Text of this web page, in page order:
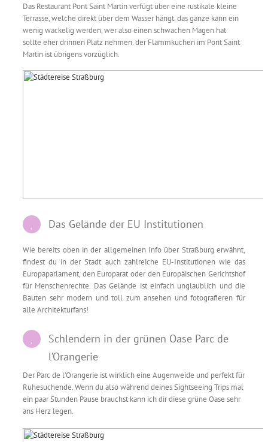
Das Restaurant Pont Saint Martin verfügt über eine rustikale kleine
Terrasse, welche direkt über dem Wasser hängt. das ganze kann ein
wenig wackelig werden, wer also einen schwachen Magen hat
sollte eher drinnen Platz nehmen. der Flammkuchen im Pont Saint
Martin ist übrigens vorzüglich.
Das Gelände der EU Institutionen
Wie bereits oben in der allgemeinen Info über Straßburg erwähnt,
findest du in der Stadt auch zahlreiche EU-Institutionen wie das
Europaparlament, den Europarat oder den Europäischen Gerichtshof
für Menschenrechte. Das Gelände ist einfach unglaublich und die
Bauten sehr modern und toll zum ansehen und fotografieren für
alle Architekturfans!
Schlendern in der grünen Oase Parc de
l’Orangerie
Der Parc de l’Orangerie ist wirklich eine Augenweide und perfekt für
Ruhesuchende. Wenn du also während deines Sightseeing Trips mal
ein paar Stunden Pause brauchst kann ich dir diese grüne Oase sehr
ans Herz legen.